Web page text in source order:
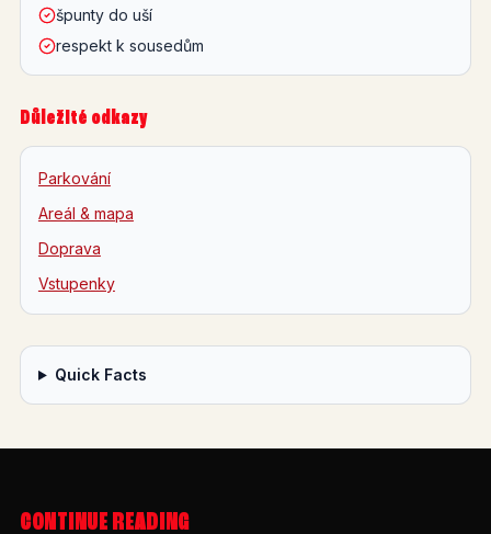
špunty do uší
respekt k sousedům
Důležité odkazy
Parkování
Areál & mapa
Doprava
Vstupenky
Quick Facts
CONTINUE READING